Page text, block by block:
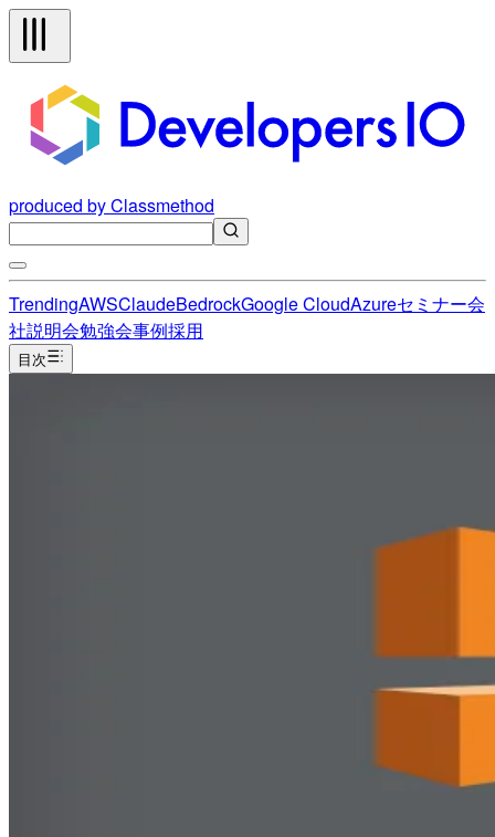
produced by Classmethod
TrendingAWSClaudeBedrockGoogle CloudAzureセミナー会
社説明会勉強会事例採用
目次